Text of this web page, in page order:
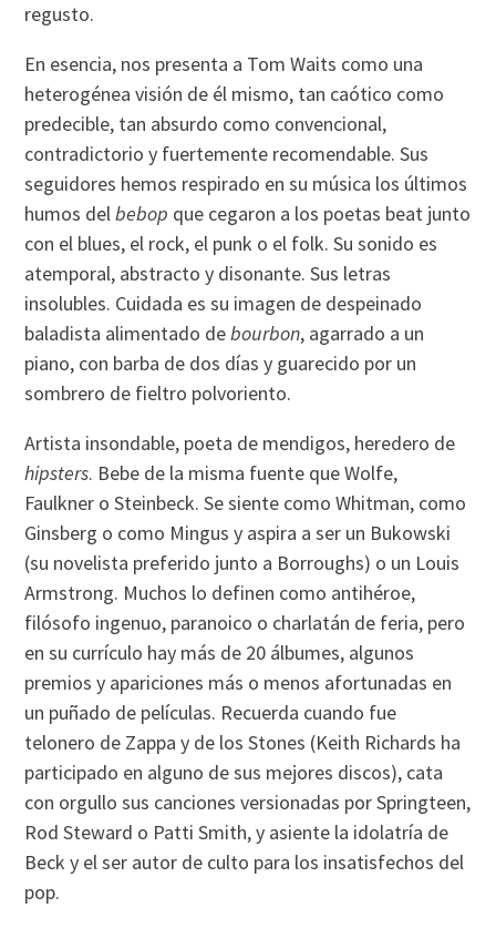
regusto.
En esencia, nos presenta a Tom Waits como una
heterogénea visión de él mismo, tan caótico como
predecible, tan absurdo como convencional,
contradictorio y fuertemente recomendable. Sus
seguidores hemos respirado en su música los últimos
humos delbebop que cegaron a los poetas beat junto
con el blues, el rock, el punk o el folk. Su sonido es
atemporal, abstracto y disonante. Sus letras
insolubles. Cuidada es su imagen de despeinado
baladista alimentado debourbon, agarrado a un
piano, con barba de dos dí­as y guarecido por un
sombrero de fieltro polvoriento.
Artista insondable, poeta de mendigos, heredero de
hipsters. Bebe de la misma fuente que Wolfe,
Faulkner o Steinbeck. Se siente como Whitman, como
Ginsberg o como Mingus y aspira a ser un Bukowski
(su novelista preferido junto a Borroughs) o un Louis
Armstrong. Muchos lo definen como antihéroe,
filósofo ingenuo, paranoico o charlatán de feria, pero
en su currí­culo hay más de 20 álbumes, algunos
premios y apariciones más o menos afortunadas en
un puñado de pelí­culas. Recuerda cuando fue
telonero de Zappa y de los Stones (Keith Richards ha
participado en alguno de sus mejores discos), cata
con orgullo sus canciones versionadas por Springteen,
Rod Steward o Patti Smith, y asiente la idolatrí­a de
Beck y el ser autor de culto para los insatisfechos del
pop.